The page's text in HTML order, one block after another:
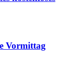
Vormittag